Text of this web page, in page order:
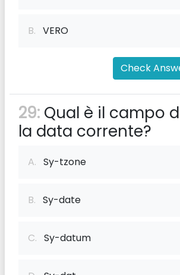
B. VERO
Check
29: Qual è il campo
la data corrente?
A. Sy-tzone
B. Sy-date
C. Sy-datum